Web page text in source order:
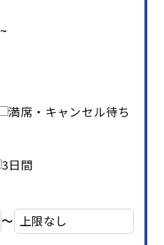
~
満席・キャンセル待ち
3日間
〜